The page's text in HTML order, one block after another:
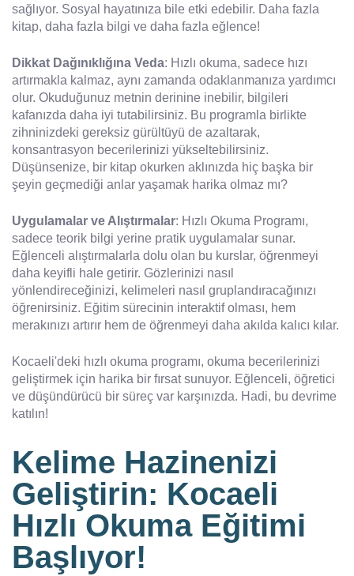
sağlıyor. Sosyal hayatınıza bile etki edebilir. Daha fazla
kitap, daha fazla bilgi ve daha fazla eğlence!
Dikkat Dağınıklığına Veda: Hızlı okuma, sadece hızı
artırmakla kalmaz, aynı zamanda odaklanmanıza yardımcı
olur. Okuduğunuz metnin derinine inebilir, bilgileri
kafanızda daha iyi tutabilirsiniz. Bu programla birlikte
zihninizdeki gereksiz gürültüyü de azaltarak,
konsantrasyon becerilerinizi yükseltebilirsiniz.
Düşünsenize, bir kitap okurken aklınızda hiç başka bir
şeyin geçmediği anlar yaşamak harika olmaz mı?
Uygulamalar ve Alıştırmalar: Hızlı Okuma Programı,
sadece teorik bilgi yerine pratik uygulamalar sunar.
Eğlenceli alıştırmalarla dolu olan bu kurslar, öğrenmeyi
daha keyifli hale getirir. Gözlerinizi nasıl
yönlendireceğinizi, kelimeleri nasıl gruplandıracağınızı
öğrenirsiniz. Eğitim sürecinin interaktif olması, hem
merakınızı artırır hem de öğrenmeyi daha akılda kalıcı kılar.
Kocaeli'deki hızlı okuma programı, okuma becerilerinizi
geliştirmek için harika bir fırsat sunuyor. Eğlenceli, öğretici
ve düşündürücü bir süreç var karşınızda. Hadi, bu devrime
katılın!
Kelime Hazinenizi
Geliştirin: Kocaeli
Hızlı Okuma Eğitimi
Başlıyor!